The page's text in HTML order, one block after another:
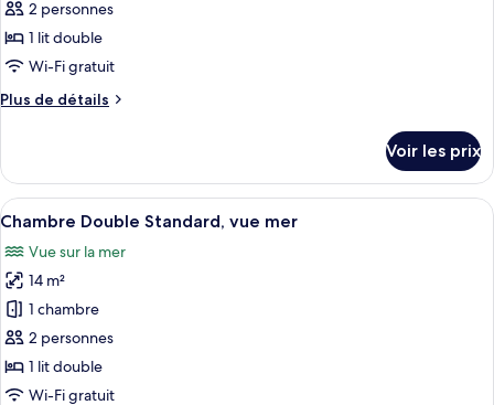
ce
type
de
chambre :
Chambre
2 personnes
1 lit double
Wi-Fi gratuit
Plus de détails
Plus
le
type
de
Chambre
Double
Standard
Voir les prix
Afficher
toutes
les
photos
pour
ce
type
de
Une chambre d’hôtel avec un lit,
5
Chambre Double Standard, vue mer
Vue sur la mer
14 m²
1 chambre
2 personnes
1 lit double
Wi-Fi gratuit